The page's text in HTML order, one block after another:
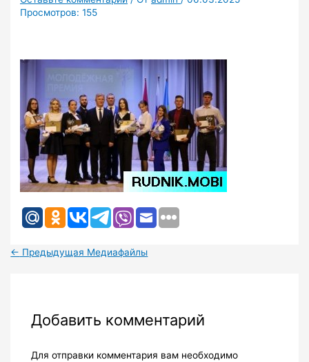
Просмотров: 155
← Предыдущая Медиафайлы
Добавить комментарий
Для отправки комментария вам необходимо